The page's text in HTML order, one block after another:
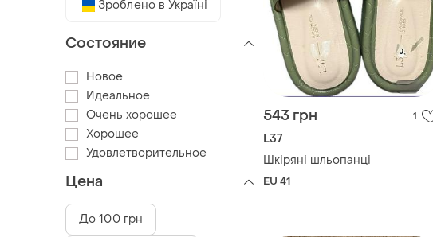
543 грн 1
L37
Шкіряні шльопанці
EU 41
Зроблено в Україні
Состояние
Новое
Идеальное
Очень хорошее
Хорошее
Удовлетворительное
Цена
До 100 грн